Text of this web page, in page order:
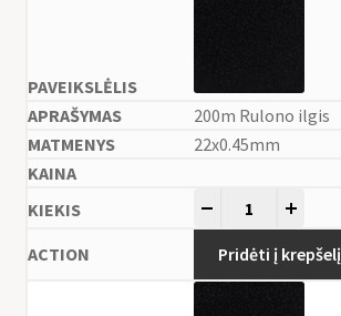
200m Rulono ilgis
22x0.45mm
Pridėti į krepšelį